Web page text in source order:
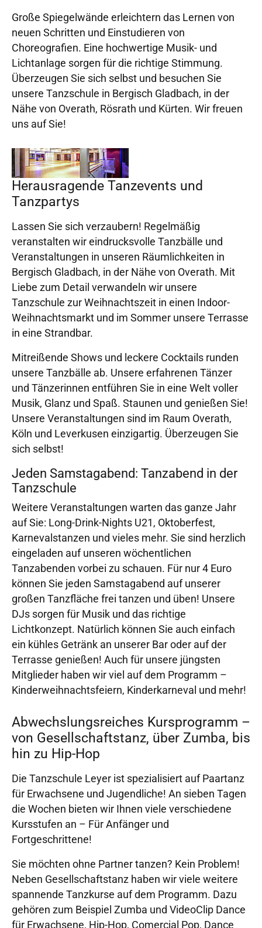
Große Spiegelwände erleichtern das Lernen von
neuen Schritten und Einstudieren von
Choreografien. Eine hochwertige Musik- und
Lichtanlage sorgen für die richtige Stimmung.
Überzeugen Sie sich selbst und besuchen Sie
unsere Tanzschule in Bergisch Gladbach, in der
Nähe von Overath, Rösrath und Kürten. Wir freuen
uns auf Sie!
Herausragende Tanzevents und
Tanzpartys
Lassen Sie sich verzaubern! Regelmäßig
veranstalten wir eindrucksvolle Tanzbälle und
Veranstaltungen in unseren Räumlichkeiten in
Bergisch Gladbach, in der Nähe von Overath. Mit
Liebe zum Detail verwandeln wir unsere
Tanzschule zur Weihnachtszeit in einen Indoor-
Weihnachtsmarkt und im Sommer unsere Terrasse
in eine Strandbar.
Mitreißende Shows und leckere Cocktails runden
unsere Tanzbälle ab. Unsere erfahrenen Tänzer
und Tänzerinnen entführen Sie in eine Welt voller
Musik, Glanz und Spaß. Staunen und genießen Sie!
Unsere Veranstaltungen sind im Raum Overath,
Köln und Leverkusen einzigartig. Überzeugen Sie
sich selbst!
Jeden Samstagabend: Tanzabend in der
Tanzschule
Weitere Veranstaltungen warten das ganze Jahr
auf Sie: Long-Drink-Nights U21, Oktoberfest,
Karnevalstanzen und vieles mehr. Sie sind herzlich
eingeladen auf unseren wöchentlichen
Tanzabenden vorbei zu schauen. Für nur 4 Euro
können Sie jeden Samstagabend auf unserer
großen Tanzfläche frei tanzen und üben! Unsere
DJs sorgen für Musik und das richtige
Lichtkonzept. Natürlich können Sie auch einfach
ein kühles Getränk an unserer Bar oder auf der
Terrasse genießen! Auch für unsere jüngsten
Mitglieder haben wir viel auf dem Programm –
Kinderweihnachtsfeiern, Kinderkarneval und mehr!
Abwechslungsreiches Kursprogramm –
von Gesellschaftstanz, über Zumba, bis
hin zu Hip-Hop
Die Tanzschule Leyer ist spezialisiert auf Paartanz
für Erwachsene und Jugendliche! An sieben Tagen
die Wochen bieten wir Ihnen viele verschiedene
Kursstufen an – Für Anfänger und
Fortgeschrittene!
Sie möchten ohne Partner tanzen? Kein Problem!
Neben Gesellschaftstanz haben wir viele weitere
spannende Tanzkurse auf dem Programm. Dazu
gehören zum Beispiel Zumba und VideoClip Dance
für Erwachsene, Hip-Hop, Comercial Pop, Dance